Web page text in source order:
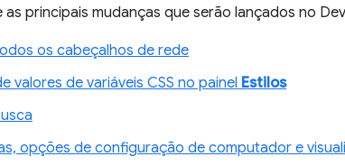
principais mudanças que serão lançados no
os cabeçalhos de rede
valores de variáveis CSS no painel Estilos
opções de configuração de computador e